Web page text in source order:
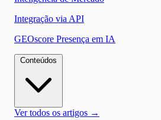
Integração via API
GEOscore Presença em IA
Ver todos os artigos →